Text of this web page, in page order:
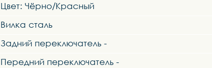
Цвет: Чёрно/Красный
Вилка сталь
Задний переключатель -
Передний переключатель -